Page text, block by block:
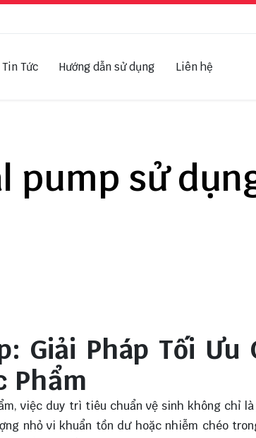
Tin Tức Hướng dẫn sử dụng Liên hệ
pump sử
Giải Pháp Tối Ưu
Phẩm
việc duy trì tiêu chuẩn vệ sinh không chỉ
nhỏ vi khuẩn tồn dư hoặc nhiễm chéo